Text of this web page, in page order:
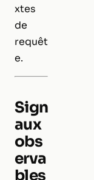
xtes
de
requêt
e.
Sign
aux
obs
erva
bles